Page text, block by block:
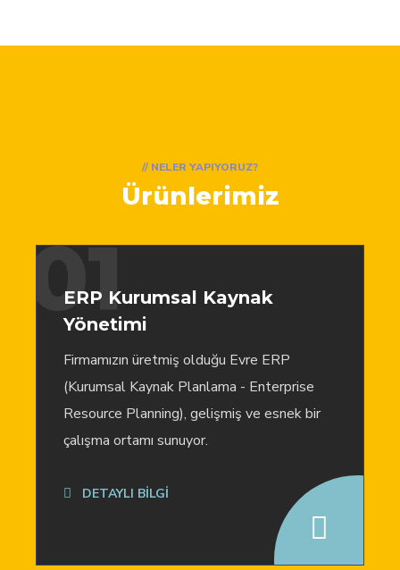
// NELER YAPIYORUZ?
Ürünlerimiz
01
ERP Kurumsal Kaynak
Yönetimi
Firmamızın üretmiş olduğu Evre ERP
(Kurumsal Kaynak Planlama - Enterprise
Resource Planning), gelişmiş ve esnek bir
çalışma ortamı sunuyor.
DETAYLI BİLGİ